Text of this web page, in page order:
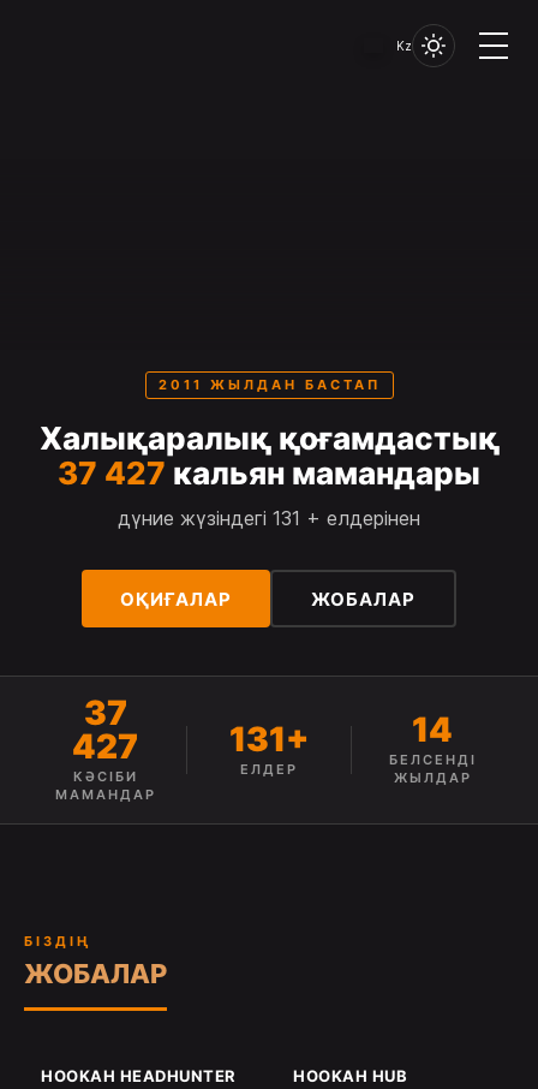
Kz
2011 ЖЫЛДАН БАСТАП
Халықаралық қоғамдастық
37 427 кальян мамандары
дүние жүзіндегі 131 + елдерінен
ОҚИҒАЛАР ЖОБАЛАР
37
427
КӘСІБИ
МАМАНДАР
131+
ЕЛДЕР
14
БЕЛСЕНДІ
ЖЫЛДАР
БІЗДІҢ
ЖОБАЛАР
HOOKAH HEADHUNTER HOOKAH HUB